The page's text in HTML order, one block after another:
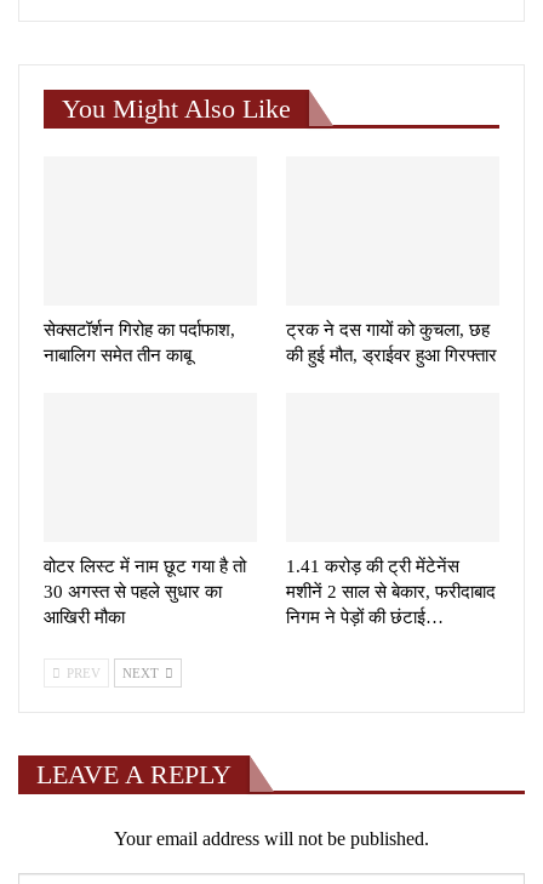
You Might Also Like
सेक्सटॉर्शन गिरोह का पर्दाफाश,
नाबालिग समेत तीन काबू
ट्रक ने दस गायों को कुचला, छह
की हुई मौत, ड्राईवर हुआ गिरफ्तार
वोटर लिस्ट में नाम छूट गया है तो
30 अगस्त से पहले सुधार का
आखिरी मौका
1.41 करोड़ की ट्री मेंटेनेंस
मशीनें 2 साल से बेकार, फरीदाबाद
निगम ने पेड़ों की छंटाई…
PREV NEXT
LEAVE A REPLY
Your email address will not be published.